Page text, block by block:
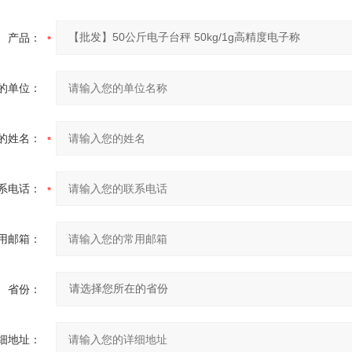
产品：
单位：
姓名：
电话：
邮箱：
省份：
地址：